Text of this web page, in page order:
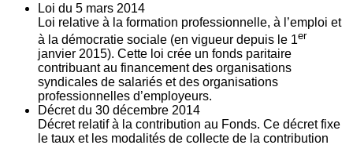
Loi du 5 mars 2014
Loi relative à la formation professionnelle, à l’emploi et
à la démocratie sociale (en vigueur depuis le 1er
janvier 2015). Cette loi crée un fonds paritaire
contribuant au financement des organisations
syndicales de salariés et des organisations
professionnelles d’employeurs.
Décret du 30 décembre 2014
Décret relatif à la contribution au Fonds. Ce décret fixe
le taux et les modalités de collecte de la contribution